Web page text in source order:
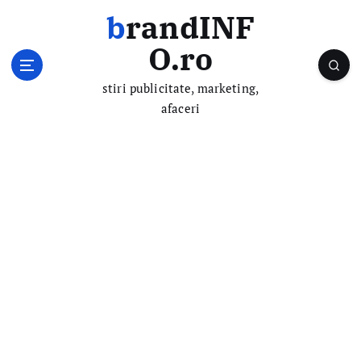
brandINF
O.ro
stiri publicitate, marketing,
afaceri